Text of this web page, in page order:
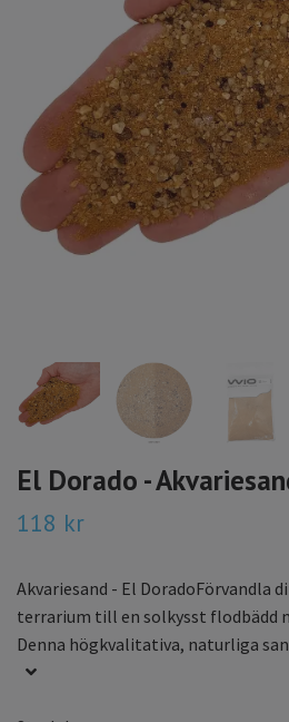
El Dorado -
118 kr
Akvariesand - El DoradoFörvandla
terrarium till en solkysst flodbädd
Denna högkvalitativa, naturliga